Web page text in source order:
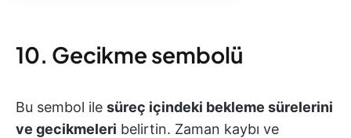
10. Gecikme sembolü
Bu sembol ile süreç içindeki bekleme sürelerini
ve gecikmeleri belirtin. Zaman kaybı ve